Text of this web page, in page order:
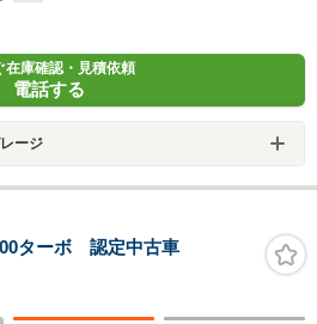
在庫確認・見積依頼
電話する
ージ
ターボ 認定中古車